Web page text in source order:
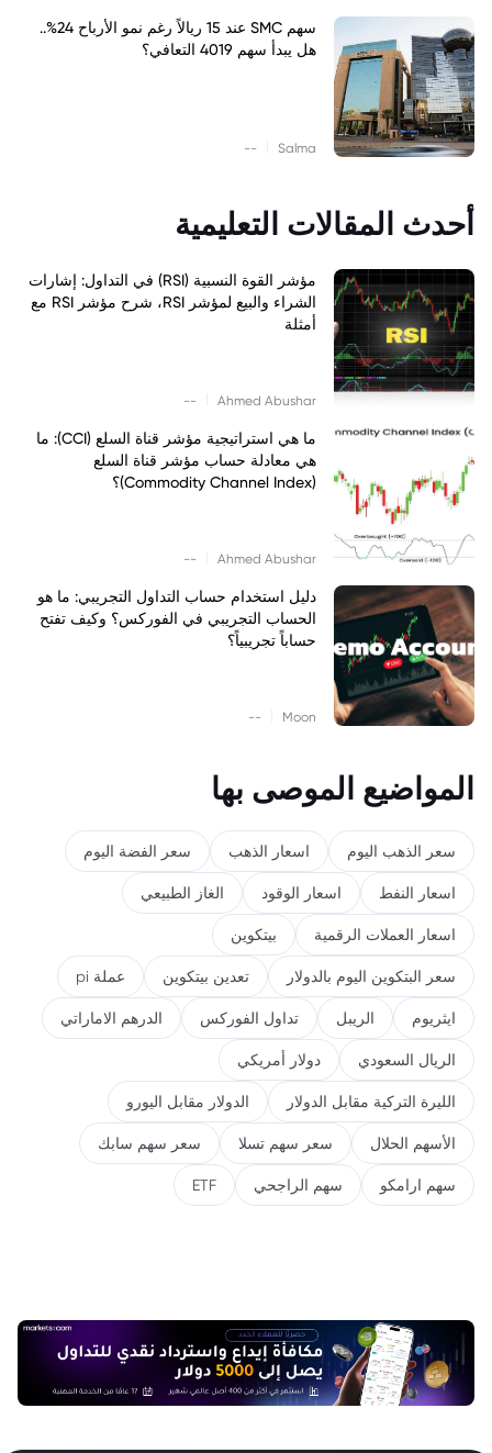
سهم SMC عند 15 ريالاً رغم نمو الأرباح 24%..
هل يبدأ سهم 4019 التعافي؟
Salma
--
أحدث المقالات التعليمية
مؤشر القوة النسبية (RSI) في التداول: إشارات
الشراء والبيع لمؤشر RSI، شرح مؤشر RSI مع
أمثلة
Ahmed Abushar
--
ما هي استراتيجية مؤشر قناة السلع (CCI): ما
هي معادلة حساب مؤشر قناة السلع
(Commodity Channel Index)؟
Ahmed Abushar
--
دليل استخدام حساب التداول التجريبي: ما هو
الحساب التجريبي في الفوركس؟ وكيف تفتح
حساباً تجريبياً؟
Moon
--
المواضيع الموصى بها
سعر الذهب اليوم اسعار الذهب سعر الفضة اليوم
اسعار النفط اسعار الوقود الغاز الطبيعي
اسعار العملات الرقمية بيتكوين
سعر البتكوين اليوم بالدولار تعدين بيتكوين عملة pi
ايثريوم الريبل تداول الفوركس الدرهم الاماراتي
الريال السعودي دولار أمريكي
الليرة التركية مقابل الدولار الدولار مقابل اليورو
الأسهم الحلال سعر سهم تسلا سعر سهم سابك
سهم ارامكو سهم الراجحي ETF